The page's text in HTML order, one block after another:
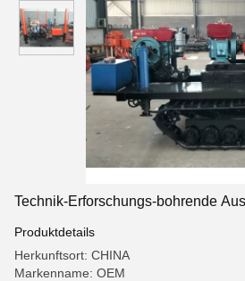
Technik-Erforschungs-bohrende
Produktdetails
Herkunftsort: CHINA
Markenname: OEM